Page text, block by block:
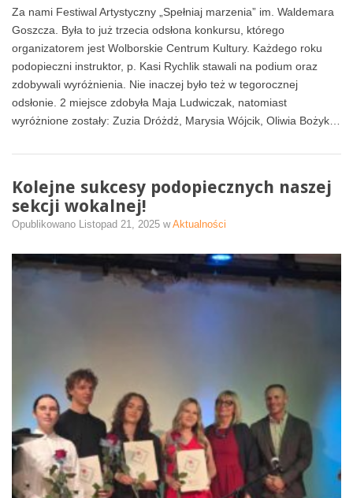
Za nami Festiwal Artystyczny „Spełniaj marzenia” im. Waldemara
Goszcza. Była to już trzecia odsłona konkursu, którego
organizatorem jest Wolborskie Centrum Kultury. Każdego roku
podopieczni instruktor, p. Kasi Rychlik stawali na podium oraz
zdobywali wyróżnienia. Nie inaczej było też w tegorocznej
odsłonie. 2 miejsce zdobyła Maja Ludwiczak, natomiast
wyróżnione zostały: Zuzia Dróżdż, Marysia Wójcik, Oliwia Bożyk…
Kolejne sukcesy podopiecznych naszej
sekcji wokalnej!
Opublikowano Listopad 21, 2025 wAktualności